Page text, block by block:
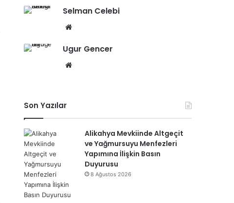
sit
Selman Celebi
sit
Ugur Gencer
Son Yazılar
Alikahya Mevkiinde Altgeçit
ve Yağmursuyu Menfezleri
Yapımına İlişkin Basın
Duyurusu
8 Ağustos 2026